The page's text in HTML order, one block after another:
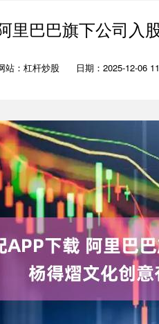
里巴巴旗下公司入
站：杠杆炒股 日期：2025-12-06